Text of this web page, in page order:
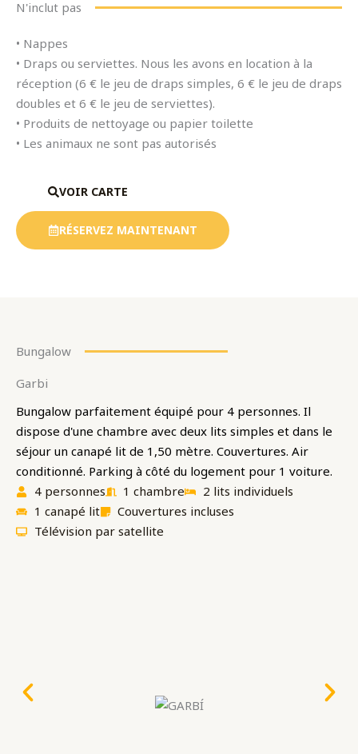
N'inclut pas
• Nappes
• Draps ou serviettes. Nous les avons en location à la
réception (6 € le jeu de draps simples, 6 € le jeu de draps
doubles et 6 € le jeu de serviettes).
• Produits de nettoyage ou papier toilette
• Les animaux ne sont pas autorisés
VOIR CARTE
RÉSERVEZ MAINTENANT
Bungalow
Garbi
Bungalow parfaitement équipé pour 4 personnes. Il
dispose d'une chambre avec deux lits simples et dans le
séjour un canapé lit de 1,50 mètre. Couvertures. Air
conditionné. Parking à côté du logement pour 1 voiture.
4 personnes
1 chambre
2 lits individuels
1 canapé lit
Couvertures incluses
Télévision par satellite